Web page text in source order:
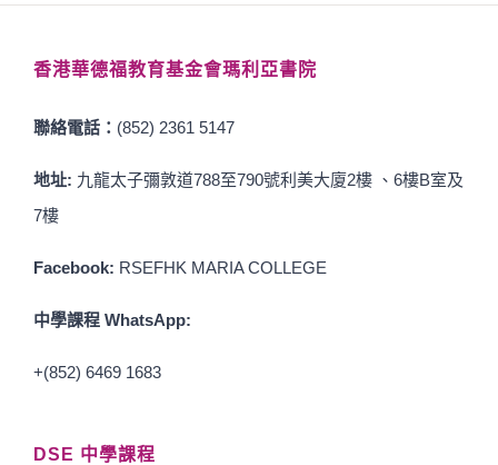
香港華德福教育基金會瑪利亞書院
聯絡電話： (852) 2361 5147
地址: 九龍太子彌敦道788至790號利美大廈2樓 、6樓B室及
7樓
Facebook: RSEFHK MARIA COLLEGE
中學課程 WhatsApp:
+(852) 6469 1683
DSE 中學課程